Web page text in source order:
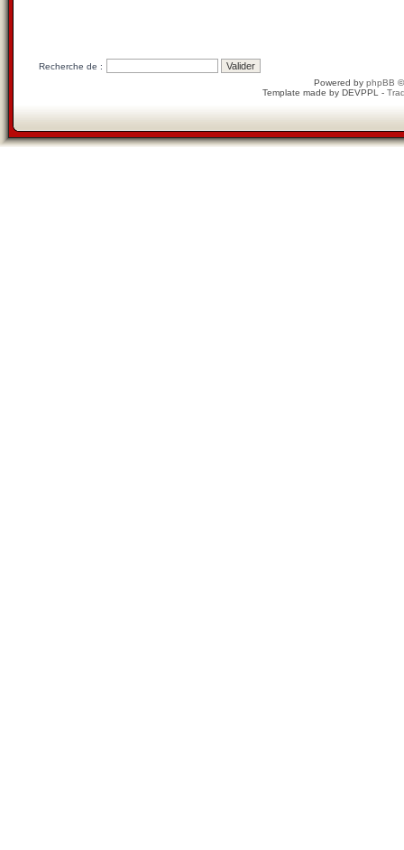
Recherche de :
Powered by phpBB
Template made by DEVPPL -